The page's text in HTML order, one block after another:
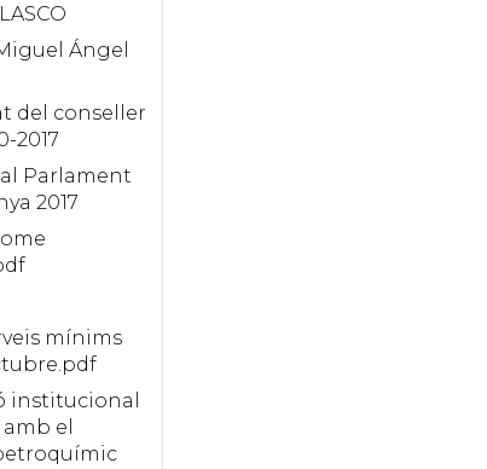
Ángel
del conseller
2017
Parlament
2017
mínims
institucional
el